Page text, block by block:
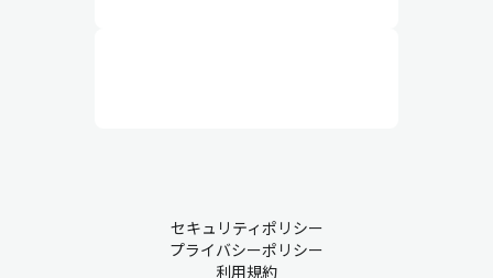
セキュリティポリシー
プライバシーポリシー
利用規約